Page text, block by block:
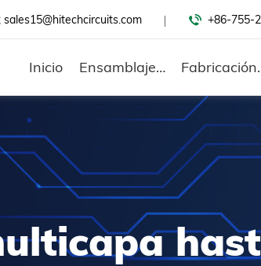
+86-755-
Inicio Ensamblaje De PCB